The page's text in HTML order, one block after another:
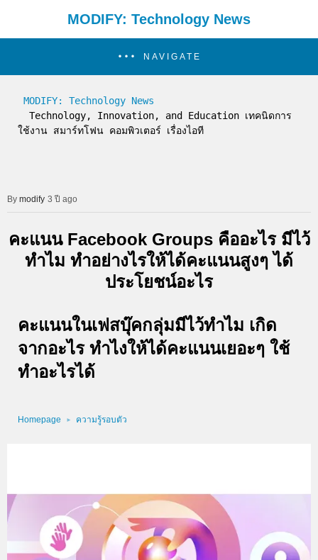
MODIFY: Technology News
NAVIGATE
MODIFY: Technology News
ใช้งาน สมาร์ทโฟน คอมพิวเตอร์ เรื่องไอที
modify 3 ปี ago
คะแนน Facebook Groups คืออะไร มีไว้
ทำไม ทำอย่างไรให้ได้คะแนนสูงๆ ได้
ประโยชน์อะไร
คะแนนในเฟสบุ๊คกลุ่มมีไว้ทำไม เกิด
จากอะไร ทำไงให้ได้คะแนนเยอะๆ ใช้
ทำอะไรได้
Homepage ความรู้รอบตัว